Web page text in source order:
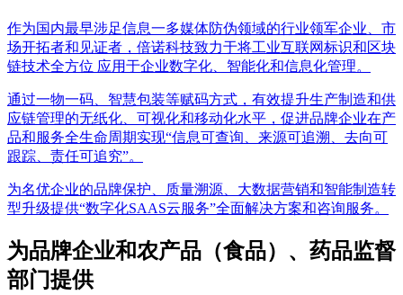
作为国内最早涉足信息一多媒体防伪领域的行业领军企业、市
场开拓者和见证者，倍诺科技致力于将工业互联网标识和区块
链技术全方位 应用于企业数字化、智能化和信息化管理。
通过一物一码、智慧包装等赋码方式，有效提升生产制造和供
应链管理的无纸化、可视化和移动化水平，促进品牌企业在产
品和服务全生命周期实现“信息可查询、来源可追溯、去向可
跟踪、责任可追究”。
为名优企业的品牌保护、质量溯源、大数据营销和智能制造转
型升级提供“数字化SAAS云服务”全面解决方案和咨询服务。
为品牌企业和农产品（食品）、药品监督
部门提供